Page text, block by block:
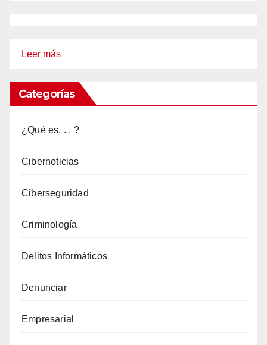
Leer más:
hombre
que
de
estafadores
internet
Categorías
¿Qué es. . . ?
Cibernoticias
Ciberseguridad
Criminología
Delitos Informáticos
Denunciar
Empresarial